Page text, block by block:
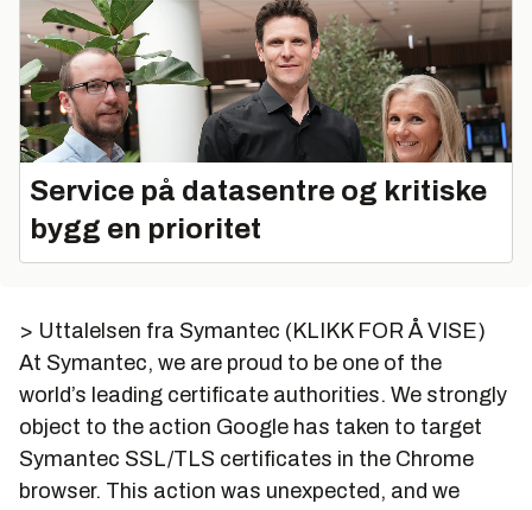
Service på datasentre og kritiske
bygg en prioritet
> Uttalelsen fra Symantec (KLIKK FOR Å VISE)
At Symantec, we are proud to be one of the
world’s leading certificate authorities. We strongly
object to the action Google has taken to target
Symantec SSL/TLS certificates in the Chrome
browser. This action was unexpected, and we